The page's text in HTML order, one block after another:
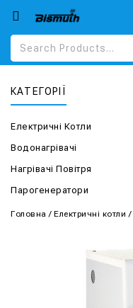
КАТЕГОРІЇ
Електричні Котли
Водонагрівачі
Нагрівачі Повітря
Парогенератори
Головна / Електричні котли /